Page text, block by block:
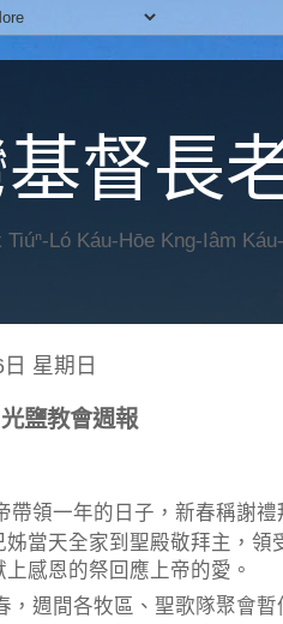
督長
Tiúⁿ-Ló Káu-Hōe Kng-Iâm
星期日
鹽教會週報
帶領一年的日子，新春稱謝
姊當天全家到聖殿敬拜主，領
上感恩的祭回應上帝的愛。
，週間各牧區、聖歌隊聚會